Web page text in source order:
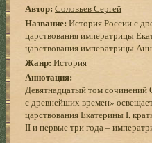
Автор: Соловьев Сергей
Название:История России с
царствования императрицы
царствования императрицы
Жанр: История
Аннотация:
Девятнадцатый том
с древнейших времен»
царствования Екатерины I,
II и первые три года –